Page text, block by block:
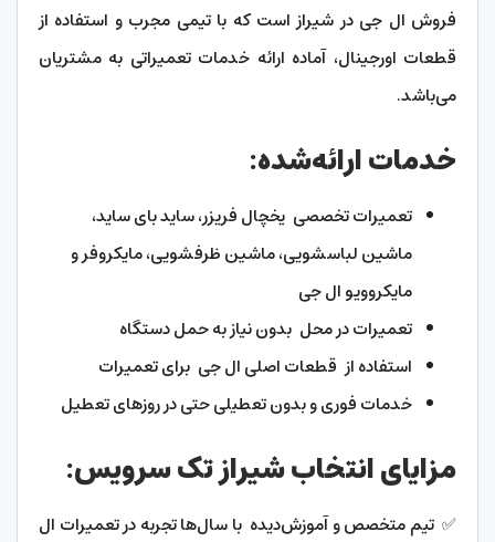
فروش ال جی در شیراز است که با تیمی مجرب و استفاده از
قطعات اورجینال، آماده ارائه خدمات تعمیراتی به مشتریان
می‌باشد.
خدمات ارائه‌شده:
تعمیرات تخصصی یخچال فریزر، ساید بای ساید،
ماشین لباسشویی، ماشین ظرفشویی، مایکروفر و
مایکروویو ال جی
تعمیرات در محل بدون نیاز به حمل دستگاه
استفاده از قطعات اصلی ال جی برای تعمیرات
خدمات فوری و بدون تعطیلی حتی در روزهای تعطیل
مزایای انتخاب شیراز تک سرویس:
✅ تیم متخصص و آموزش‌دیده با سال‌ها تجربه در تعمیرات ال